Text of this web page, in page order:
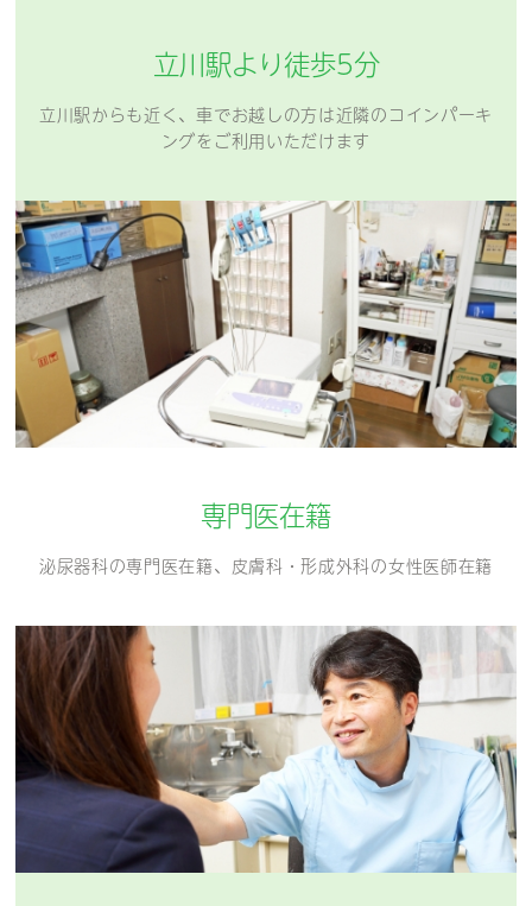
立川駅より徒歩5分
立川駅からも近く、車でお越しの方は近隣のコインパーキ
ングをご利用いただけます
専門医在籍
泌尿器科の専門医在籍、皮膚科・形成外科の女性医師在籍